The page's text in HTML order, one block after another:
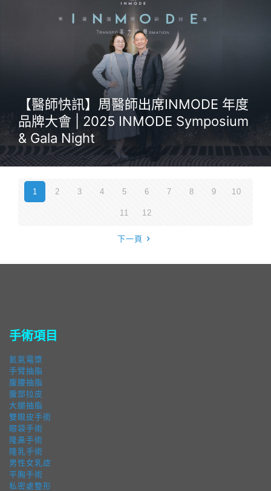
【醫師快訊】周醫師出席INMODE 年度
品牌大會 | 2025 INMODE Symposium
& Gala Night
1 2 3 4 5 6 7 8 9 10
11 12
下一頁
手術項目
氦氣電漿
手臂抽脂
腹腰抽脂
腹部拉皮
大腿抽脂
雙眼皮手術
眼袋手術
隆鼻手術
隆乳手術
男性女乳症
平胸手術
私密處整形